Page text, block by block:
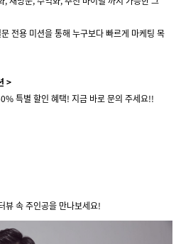
전용 미션을 통해 누구보다 빠르게 마케팅 목
>
특별 할인 혜택! 지금 바로 문의 주세요!!
뷰 속 주인공을 만나보세요!